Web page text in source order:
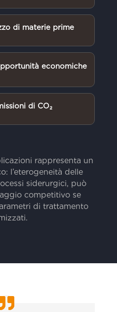
di materie prime
economiche
di CO₂
rappresenta un
l’eterogeneità delle
siderurgici, può
competitivo se
di trattamento